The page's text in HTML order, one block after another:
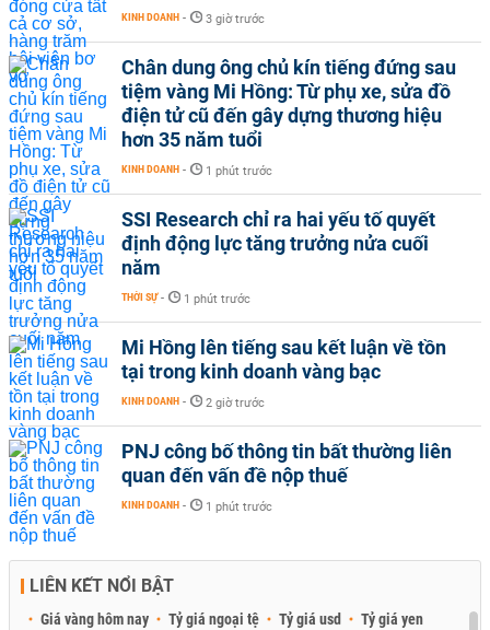
KINH DOANH - 3 giờ trước
Chân dung ông chủ kín tiếng đứng sau
tiệm vàng Mi Hồng: Từ phụ xe, sửa đồ
điện tử cũ đến gây dựng thương hiệu
hơn 35 năm tuổi
KINH DOANH - 1 phút trước
SSI Research chỉ ra hai yếu tố quyết
định động lực tăng trưởng nửa cuối
năm
THỜI SỰ - 1 phút trước
Mi Hồng lên tiếng sau kết luận về tồn
tại trong kinh doanh vàng bạc
KINH DOANH - 2 giờ trước
PNJ công bố thông tin bất thường liên
quan đến vấn đề nộp thuế
KINH DOANH - 1 phút trước
LIÊN KẾT NỔI BẬT
Giá vàng hôm nay Tỷ giá ngoại tệ Tỷ giá usd Tỷ giá yen